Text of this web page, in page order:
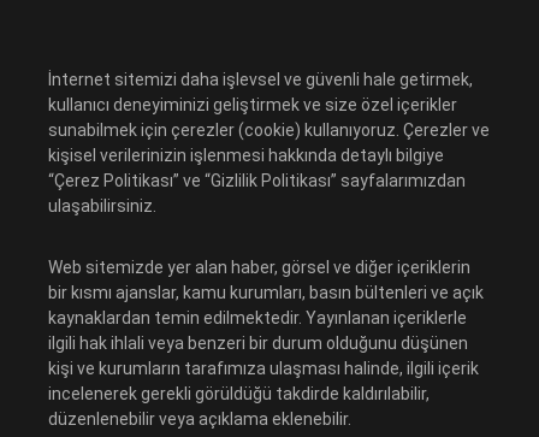
İnternet sitemizi daha işlevsel ve güvenli hale getirmek,
kullanıcı deneyiminizi geliştirmek ve size özel içerikler
sunabilmek için çerezler (cookie) kullanıyoruz. Çerezler ve
kişisel verilerinizin işlenmesi hakkında detaylı bilgiye
“Çerez Politikası” ve “Gizlilik Politikası” sayfalarımızdan
ulaşabilirsiniz.
Web sitemizde yer alan haber, görsel ve diğer içeriklerin
bir kısmı ajanslar, kamu kurumları, basın bültenleri ve açık
kaynaklardan temin edilmektedir. Yayınlanan içeriklerle
ilgili hak ihlali veya benzeri bir durum olduğunu düşünen
kişi ve kurumların tarafımıza ulaşması halinde, ilgili içerik
incelenerek gerekli görüldüğü takdirde kaldırılabilir,
düzenlenebilir veya açıklama eklenebilir.